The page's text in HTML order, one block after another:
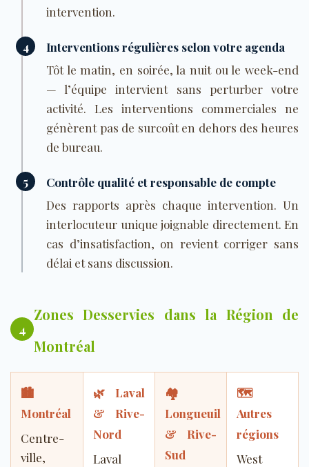
intervention.
4
Interventions régulières selon votre agenda
Tôt le matin, en soirée, la nuit ou le week-end
— l’équipe intervient sans perturber votre
activité. Les interventions commerciales ne
génèrent pas de surcoût en dehors des heures
de bureau.
5
Contrôle qualité et responsable de compte
Des rapports après chaque intervention. Un
interlocuteur unique joignable directement. En
cas d’insatisfaction, on revient corriger sans
délai et sans discussion.
4
Zones Desservies dans la Région de
Montréal
🏙
Montréal
Centre-
ville,
🌿
Laval
& Rive-
Nord
Laval
🏘
Longueuil
& Rive-
Sud
🗺
Autres
régions
West